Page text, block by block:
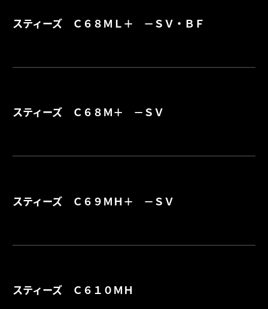
スティーズ Ｃ６８ＭＬ＋ －ＳＶ・ＢＦ
スティーズ Ｃ６８Ｍ＋ －ＳＶ
スティーズ Ｃ６９ＭＨ＋ －ＳＶ
スティーズ Ｃ６１０ＭＨ